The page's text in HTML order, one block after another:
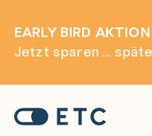
EARLY BIRD AKTION
Jetzt sparen ...
Startseite: ETC